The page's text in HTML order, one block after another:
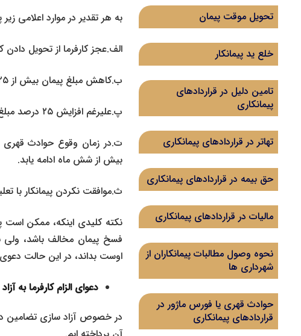
تحویل موقت پیمان
خلع ید پیمانکار
تامین دلیل در قراردادهای
پیمانکاری
تهاتر در قراردادهای پیمانکاری
حق بیمه در قراردادهای پیمانکاری
مالیات در قراردادهای پیمانکاری
نحوه وصول مطالبات پیمانکاران از
شهرداری ها
حوادث قهری یا فورس ماژور در
قراردادهای پیمانکاری
به هر تقدیر در موارد اعلامی
الف.عجز کارفرما از تحویل دادن
ب.کاهش مبلغ پیمان بیش از ۲۵ درصد مبلغ پیمان
پ.علیرغم افزایش ۲۵ درصد مبلغ اولیه پیمان، کارها قابل بهره برداری نباشد.
ت.در زمان وقوع حوادث قهری
بیش از شش ماه ادامه یابد.
ث.موافقت نکردن پیمانکار با
اوست بداند، در این حالت
دعوای الزام کارفرما به
در خصوص آزاد سازی تضامین در